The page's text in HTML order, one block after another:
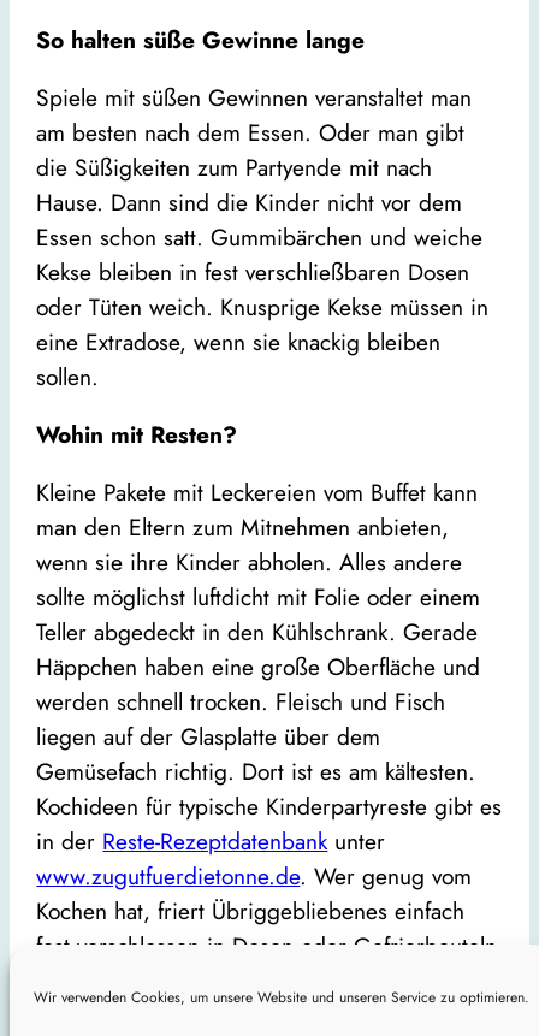
Wir verwenden Cookies, um unsere Website und unseren Service zu optimieren.
So halten süße Gewinne lange
Spiele mit süßen Gewinnen veranstaltet man
am besten nach dem Essen. Oder man gibt
die Süßigkeiten zum Partyende mit nach
Hause. Dann sind die Kinder nicht vor dem
Essen schon satt. Gummibärchen und weiche
Kekse bleiben in fest verschließbaren Dosen
oder Tüten weich. Knusprige Kekse müssen in
eine Extradose, wenn sie knackig bleiben
sollen.
Wohin mit Resten?
Kleine Pakete mit Leckereien vom Buffet kann
man den Eltern zum Mitnehmen anbieten,
wenn sie ihre Kinder abholen. Alles andere
sollte möglichst luftdicht mit Folie oder einem
Teller abgedeckt in den Kühlschrank. Gerade
Häppchen haben eine große Oberfläche und
werden schnell trocken. Fleisch und Fisch
liegen auf der Glasplatte über dem
Gemüsefach richtig. Dort ist es am kältesten.
Kochideen für typische Kinderpartyreste gibt es
in der Reste-Rezeptdatenbankunter
www.zugutfuerdietonne.de. Wer genug vom
Kochen hat, friert Übriggebliebenes einfach
fest verschlossen in Dosen oder Gefrierbeuteln